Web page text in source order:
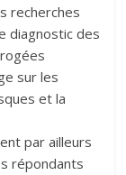
recherches
diagnostic des
sur les
et la
par ailleurs
répondants